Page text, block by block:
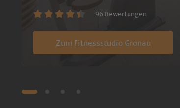
96 Bewertungen
Zum Fitnessstudio Gronau